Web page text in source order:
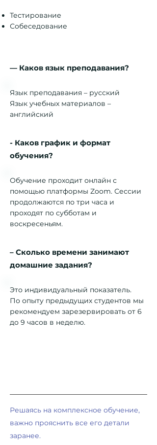
Тестирование
Собеседование
— Каков язык преподавания?
Язык преподавания – русский
Язык учебных материалов –
английский
- Каков график и формат
обучения?
Обучение проходит онлайн с
помощью платформы Zoom. Сессии
продолжаются по три часа и
проходят по субботам и
воскресеньям.
– Сколько времени занимают
домашние задания?
Это индивидуальный показатель.
По опыту предыдущих студентов мы
рекомендуем зарезервировать от 6
до 9 часов в неделю.
Решаясь на комплексное обучение,
важно прояснить все его детали
заранее.